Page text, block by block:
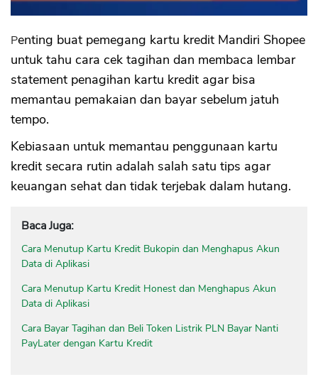
Penting buat pemegang kartu kredit Mandiri Shopee
untuk tahu cara cek tagihan dan membaca lembar
statement penagihan kartu kredit agar bisa
memantau pemakaian dan bayar sebelum jatuh
tempo.
Kebiasaan untuk memantau penggunaan kartu
kredit secara rutin adalah salah satu tips agar
keuangan sehat dan tidak terjebak dalam hutang.
Baca Juga:
Cara Menutup Kartu Kredit Bukopin dan Menghapus Akun
Data di Aplikasi
Cara Menutup Kartu Kredit Honest dan Menghapus Akun
Data di Aplikasi
Cara Bayar Tagihan dan Beli Token Listrik PLN Bayar Nanti
PayLater dengan Kartu Kredit